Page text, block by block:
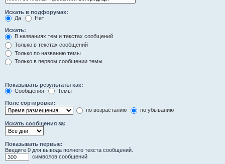
Искать в подфорумах:
Да
Нет
Искать:
В названиях тем и текстах сообщений
Только в текстах сообщений
Только по названию темы
Только в первом сообщении темы
Показывать результаты как:
Сообщения
Темы
Поле сортировки:
по возрастанию
по убыванию
Искать сообщения за:
Показывать первые:
Введите 0 для вывода полного текста сообщений.
символов сообщений